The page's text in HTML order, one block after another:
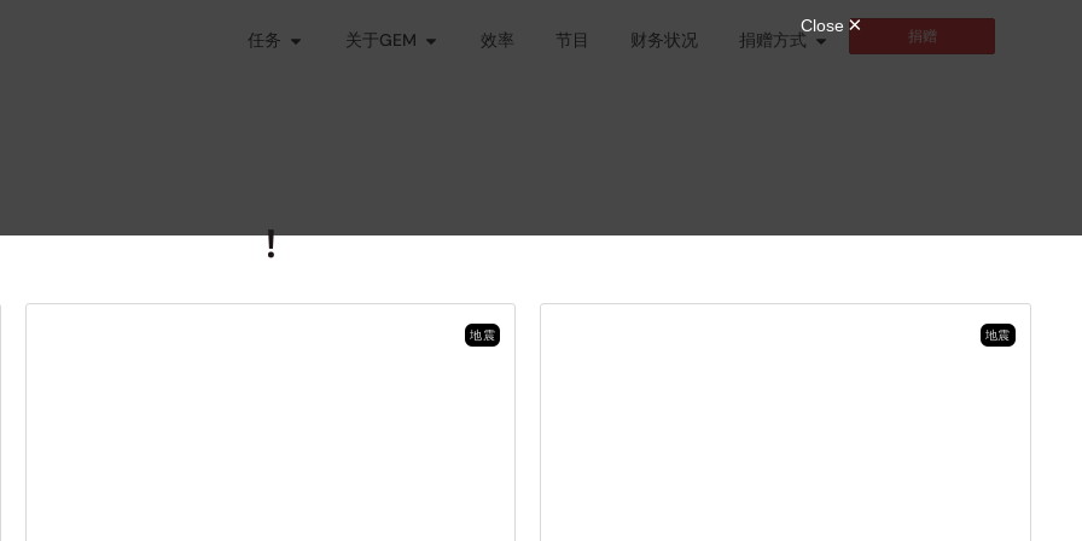
任务 关于GEM 效率 节目 财务状况 捐赠方式 捐赠
!
地震 地震